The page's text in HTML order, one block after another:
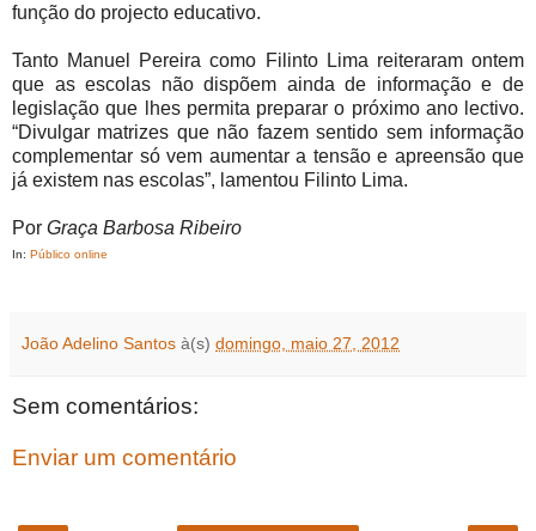
função do projecto educativo.
Tanto Manuel Pereira como Filinto Lima reiteraram ontem
que as escolas não dispõem ainda de informação e de
legislação que lhes permita preparar o próximo ano lectivo.
“Divulgar matrizes que não fazem sentido sem informação
complementar só vem aumentar a tensão e apreensão que
já existem nas escolas”, lamentou Filinto Lima.
Por Graça Barbosa Ribeiro
In: Público online
João Adelino Santos à(s) domingo, maio 27, 2012
Sem comentários:
Enviar um comentário